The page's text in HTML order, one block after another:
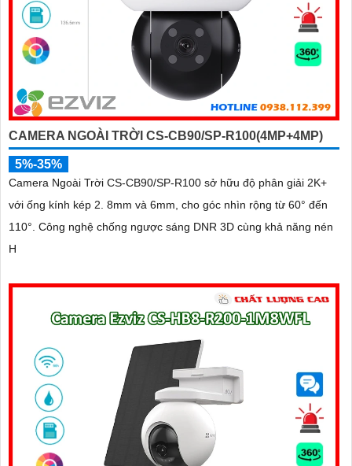
CAMERA NGOÀI TRỜI CS-CB90/SP-R100(4MP+4MP)
5%-35%
Camera Ngoài Trời CS-CB90/SP-R100 sở hữu độ phân giải 2K+
với ống kính kép 2. 8mm và 6mm, cho góc nhìn rộng từ 60° đến
110°. Công nghệ chống ngược sáng DNR 3D cùng khả năng nén
H